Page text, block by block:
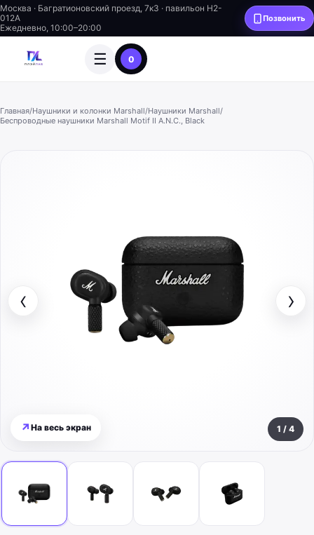
Москва · Багратионовский проезд, 7к3 · павильон H2-
012A
Ежедневно, 10:00–20:00
Позвонить
☰ 0
Главная/Наушники и колонки Marshall/Наушники Marshall/
Беспроводные наушники Marshall Motif II A.N.C., Black
↗ На весь экран
‹ ›
1 / 4